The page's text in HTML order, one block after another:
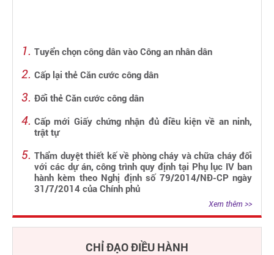
Tuyển chọn công dân vào Công an nhân dân
Cấp lại thẻ Căn cước công dân
Đổi thẻ Căn cước công dân
Cấp mới Giấy chứng nhận đủ điều kiện về an ninh,
trật tự
Thẩm duyệt thiết kế về phòng cháy và chữa cháy đối
với các dự án, công trình quy định tại Phụ lục IV ban
hành kèm theo Nghị định số 79/2014/NĐ-CP ngày
31/7/2014 của Chính phủ
Xem thêm >>
CHỈ ĐẠO ĐIỀU HÀNH